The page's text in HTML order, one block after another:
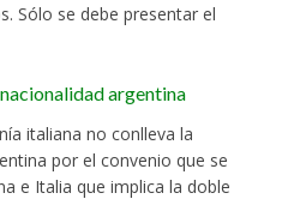
Sólo se debe presentar el
argentina
italiana no conlleva la
por el convenio que se
e Italia que implica la doble